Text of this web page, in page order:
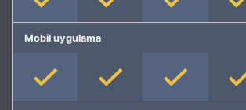
Mobil uygulama